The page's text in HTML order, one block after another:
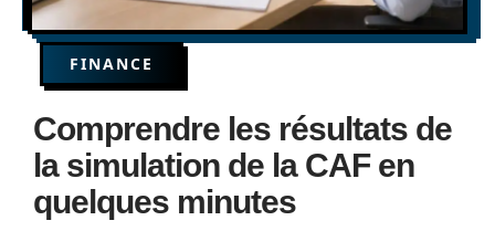
FINANCE
Comprendre les résultats de
la simulation de la CAF en
quelques minutes